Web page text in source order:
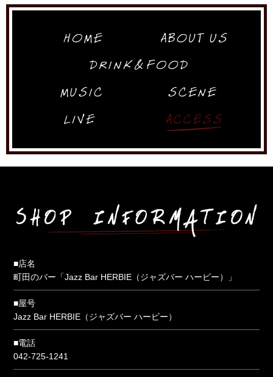
■店名
町田のバー「Jazz Bar HERBIE（ジャズバー ハービー）」
■屋号
Jazz Bar HERBIE（ジャズバー ハービー）
■電話
042-725-1241